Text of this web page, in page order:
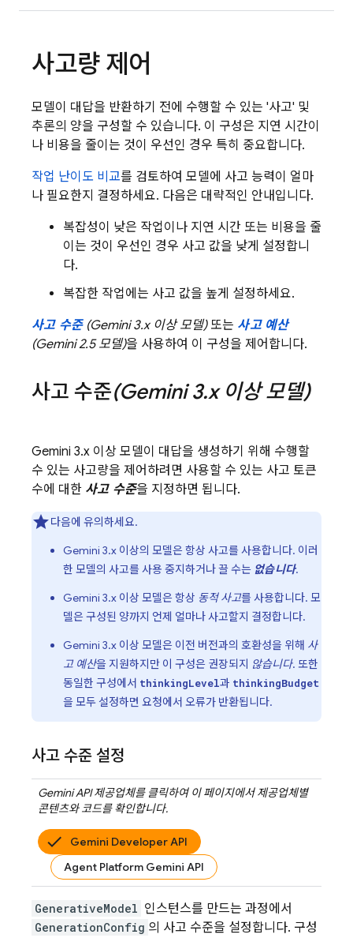
사고량 제어
모델이 대답을 반환하기 전에 수행할 수 있는 '사고' 및
추론의 양을 구성할 수 있습니다. 이 구성은 지연 시간이
나 비용을 줄이는 것이 우선인 경우 특히 중요합니다.
작업 난이도 비교를 검토하여 모델에 사고 능력이 얼마
나 필요한지 결정하세요. 다음은 대략적인 안내입니다.
복잡성이 낮은 작업이나 지연 시간 또는 비용을 줄
이는 것이 우선인 경우 사고 값을 낮게 설정합니
다.
복잡한 작업에는 사고 값을 높게 설정하세요.
사고 수준 (Gemini 3.x이상 모델)또는 사고 예산
(Gemini 2.5모델)을 사용하여 이 구성을 제어합니다.
사고 수준(Gemini 3.x이상 모델)
Gemini 3.x 이상 모델이 대답을 생성하기 위해 수행할
수 있는 사고량을 제어하려면 사용할 수 있는 사고 토큰
수에 대한 사고 수준을 지정하면 됩니다.
다음에 유의하세요.
Gemini 3.x 이상의 모델은 항상 사고를 사용합니다. 이러
한 모델의 사고를 사용 중지하거나 끌 수는 없습니다.
Gemini 3.x 이상 모델은 항상 동적 사고를 사용합니다. 모
델은 구성된 양까지 언제 얼마나 사고할지 결정합니다.
Gemini 3.x 이상 모델은 이전 버전과의 호환성을 위해 사
고 예산을 지원하지만 이 구성은 권장되지 않습니다. 또한
동일한 구성에서 thinkingLevel과 thinkingBudget
을 모두 설정하면 요청에서 오류가 반환됩니다.
사고 수준 설정
Gemini API제공업체를 클릭하여 이 페이지에서 제공업체별
콘텐츠와 코드를 확인합니다.
Gemini Developer API
Agent Platform Gemini API
GenerativeModel 인스턴스를 만드는 과정에서
GenerationConfig 의 사고 수준을 설정합니다. 구성